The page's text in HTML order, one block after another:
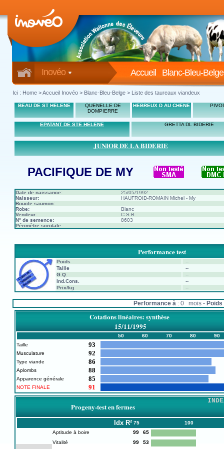
Inovéo Blanc-Bleu-Belge
Accueil
Ici : Home >Accueil Inovéo > Blanc-Bleu-Belge > Liste des taureaux viandeux
BEAU DE ST HELENE
QUENELLE DE
DOMPIERRE
HEBREUX D AU CHENE
EPATANT DE STE HELENE GRETTA DL BIDERIE
JUNIOR DE LA BIDERIE
PACIFIQUE DE MY
Date de naissance:
25/05/1992
Naisseur:
HAUFROID-ROMAIN Michel - My
Boucle saumon:
Robe:
Blanc
Vendeur:
C.S.B.
N° de semence:
8603
Périmètre scrotale:
Performance test
Poids
--
Taille
--
G.Q.
--
Ind.Cons.
--
Prix/kg
--
Performance à : 0 mois - Poids
Cotations linéaires: synthèse
15/11/1995
50 60 70 80
90
Taille
93
Musculature 92
Type viande 86
Aplombs 88
Apparence générale 85
NOTE FINALE 91
Progeny-test en fermes
Idx R² 75 100
Aptitude à boire 99
65
Vitalité
99
53